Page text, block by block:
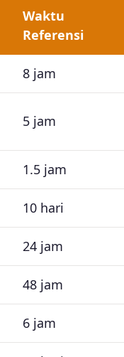
Waktu
Referensi
8 jam
5 jam
1.5 jam
10 hari
24 jam
48 jam
6 jam